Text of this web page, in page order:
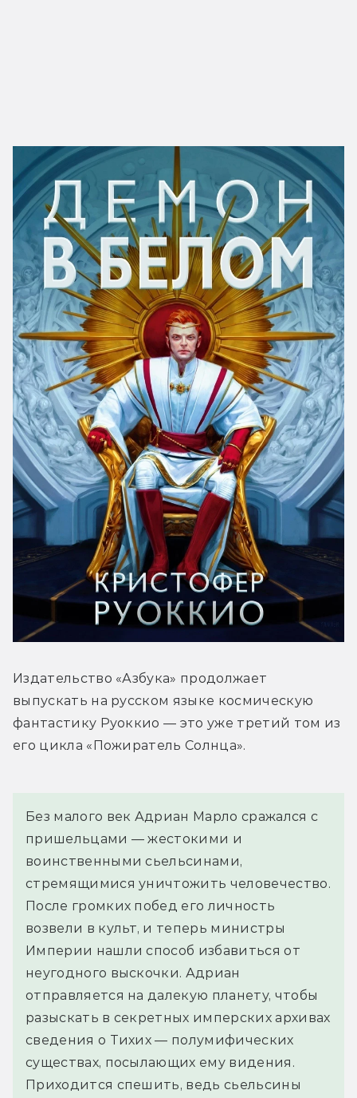
Издательство «Азбука» продолжает
выпускать на русском языке космическую
фантастику Руоккио — это уже третий том из
его цикла «Пожиратель Солнца».
Без малого век Адриан Марло сражался с
пришельцами — жестокими и
воинственными сьельсинами,
стремящимися уничтожить человечество.
После громких побед его личность
возвели в культ, и теперь министры
Империи нашли способ избавиться от
неугодного выскочки. Адриан
отправляется на далекую планету, чтобы
разыскать в секретных имперских архивах
сведения о Тихих — полумифических
существах, посылающих ему видения.
Приходится спешить, ведь сьельсины